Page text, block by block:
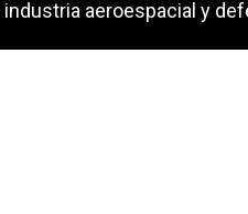
industria aeroespacial y